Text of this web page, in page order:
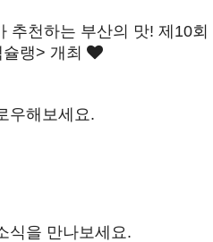
추천하는 부산의 맛! 제10회
랭> 개최
우해보세요.
식을 만나보세요.